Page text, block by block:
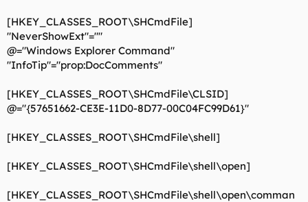
[HKEY_CLASSES_ROOT\SHCmdFile]
"NeverShowExt"=""
@="Windows Explorer Command"
"InfoTip"="prop:DocComments"
[HKEY_CLASSES_ROOT\SHCmdFile\CLSID]
@="{57651662-CE3E-11D0-8D77-00C04FC99D61}"
[HKEY_CLASSES_ROOT\SHCmdFile\shell]
[HKEY_CLASSES_ROOT\SHCmdFile\shell\open]
[HKEY_CLASSES_ROOT\SHCmdFile\shell\open\comman